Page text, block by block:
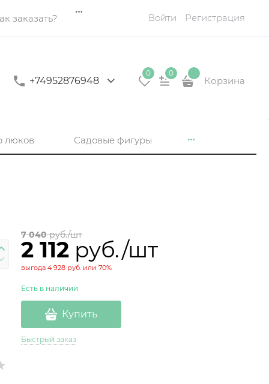
заказать? Войти Регистрация
+74952876948
0 0
Корзина
люков Садовые фигуры
7 040 руб./шт
2 112 руб./шт
выгода4 928 руб. или70%
Есть в наличии
Купить
Быстрый заказ